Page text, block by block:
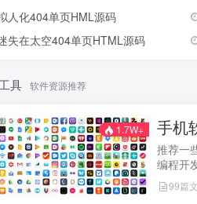
人化404单页HML源码
失在太空404单页HTML源码
具 软件资源推荐
1.7W+ 手机
推荐一
编程开
99篇